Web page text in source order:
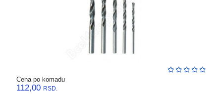
Cena po komadu
112,00 RSD.